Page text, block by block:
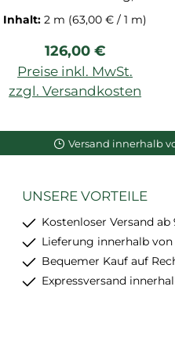
Profilleiste für Decke
aus Duropolymer-
Hartschaum, Maße:
200x6,9x7,1 cm. Der
Inhalt:2 m (63,00 € / 1 m)
Regulärer Preis:
126,00 €
Preise inkl. MwSt.
zzgl. Versandkosten
Versand innerhalb
UNSERE VORTEILE
Kostenloser Versand
Lieferung innerhalb
Bequemer Kauf auf
Expressversand